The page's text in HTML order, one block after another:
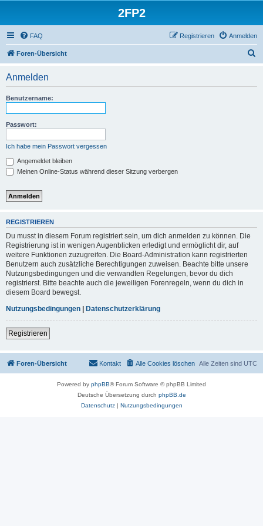
2FP2
FAQ Anmelden
Registrieren
Foren-Übersicht
Anmelden
Benutzername:
Passwort:
Ich habe mein Passwort vergessen
Angemeldet bleiben
Meinen Online-Status während dieser Sitzung verbergen
REGISTRIEREN
Du musst in diesem Forum registriert sein, um dich anmelden zu können. Die
Registrierung ist in wenigen Augenblicken erledigt und ermöglicht dir, auf
weitere Funktionen zuzugreifen. Die Board-Administration kann registrierten
Benutzern auch zusätzliche Berechtigungen zuweisen. Beachte bitte unsere
Nutzungsbedingungen und die verwandten Regelungen, bevor du dich
registrierst. Bitte beachte auch die jeweiligen Forenregeln, wenn du dich in
diesem Board bewegst.
Nutzungsbedingungen | Datenschutzerklärung
Registrieren
Foren-Übersicht Alle Zeiten sind UTC
Alle Cookies löschen
Kontakt
Powered by phpBB® Forum Software © phpBB Limited
Deutsche Übersetzung durch phpBB.de
Datenschutz| Nutzungsbedingungen